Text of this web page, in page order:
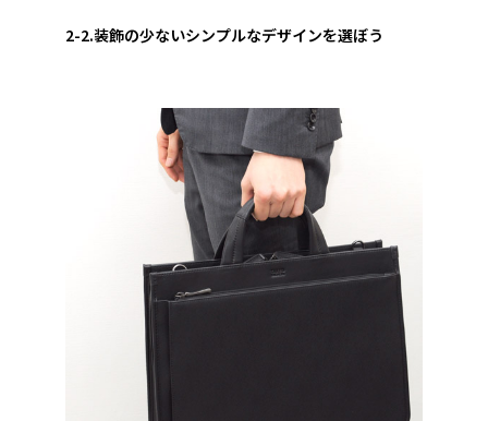
2-2.装飾の少ないシンプルなデザインを選ぼう